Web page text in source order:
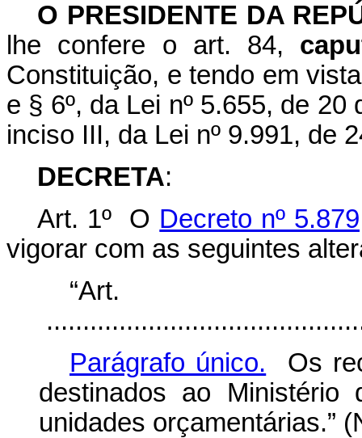
O PRESIDENTE DA
lhe confere o art. 84,
Constituição, e tendo em
e § 6º, da Lei nº 5.655, de
inciso III, da Lei nº 9.991, de
DECRETA:
Art. 1º O Decreto nº
vigorar com as seguintes
Parágrafo único. Os
destinados ao
unidades orçamentárias.”